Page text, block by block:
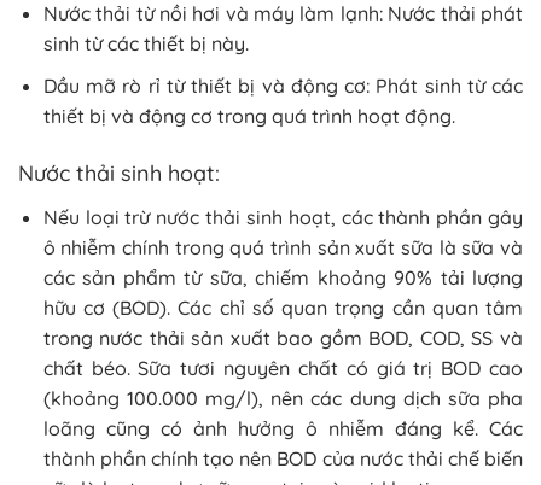
Nước thải từ nồi hơi và máy làm lạnh: Nước thải phát
sinh từ các thiết bị này.
Dầu mỡ rò rỉ từ thiết bị và động cơ: Phát sinh từ các
thiết bị và động cơ trong quá trình hoạt động.
Nước thải sinh hoạt:
Nếu loại trừ nước thải sinh hoạt, các thành phần gây
ô nhiễm chính trong quá trình sản xuất sữa là sữa và
các sản phẩm từ sữa, chiếm khoảng 90% tải lượng
hữu cơ (BOD). Các chỉ số quan trọng cần quan tâm
trong nước thải sản xuất bao gồm BOD, COD, SS và
chất béo. Sữa tươi nguyên chất có giá trị BOD cao
(khoảng 100.000 mg/l), nên các dung dịch sữa pha
loãng cũng có ảnh hưởng ô nhiễm đáng kể. Các
thành phần chính tạo nên BOD của nước thải chế biến